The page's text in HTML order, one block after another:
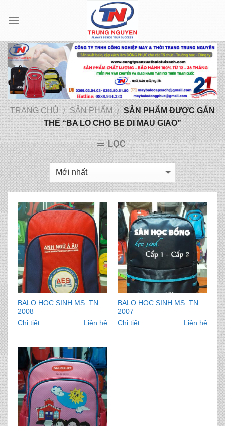
TRANG CHỦ / SẢN PHẨM / SẢN PHẨM ĐƯỢC GẮN
THẺ “BA LO CHO BE DI MAU GIAO”
LỌC
BALO HỌC SINH MS: TN
2008
Chi tiết
Liên hệ
BALO HỌC SINH MS: TN
2007
Chi tiết
Liên hệ